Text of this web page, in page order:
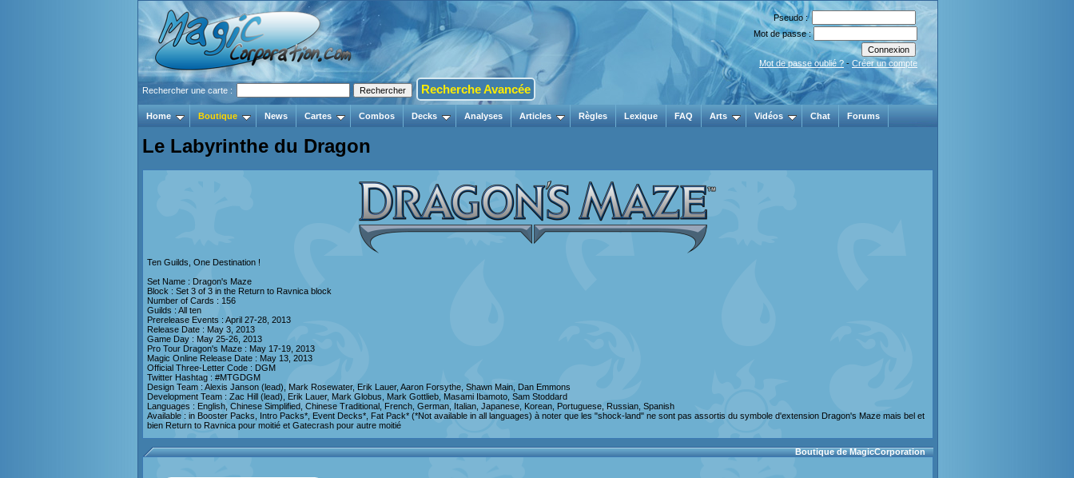
Pseudo :
Mot de passe :
Mot de passe oublié ? - Créer un compte
Rechercher une carte : Recherche Avancée
Home Boutique News Cartes Combos Decks Analyses Articles Règles Lexique FAQ Arts Vidéos Chat Forums
Le Labyrinthe du Dragon
Ten Guilds, One Destination !
Set Name : Dragon's Maze
Block : Set 3 of 3 in the Return to Ravnica block
Number of Cards : 156
Guilds : All ten
Prerelease Events : April 27-28, 2013
Release Date : May 3, 2013
Game Day : May 25-26, 2013
Pro Tour Dragon's Maze : May 17-19, 2013
Magic Online Release Date : May 13, 2013
Official Three-Letter Code : DGM
Twitter Hashtag : #MTGDGM
Design Team : Alexis Janson (lead), Mark Rosewater, Erik Lauer, Aaron Forsythe, Shawn Main, Dan Emmons
Development Team : Zac Hill (lead), Erik Lauer, Mark Globus, Mark Gottlieb, Masami Ibamoto, Sam Stoddard
Languages : English, Chinese Simplified, Chinese Traditional, French, German, Italian, Japanese, Korean, Portuguese, Russian, Spanish
Available : in Booster Packs, Intro Packs*, Event Decks*, Fat Pack* (*Not available in all languages) à noter que les "shock-land" ne sont pas assortis du symbole d'extension Dragon's Maze mais bel et
bien Return to Ravnica pour moitié et Gatecrash pour autre moitié
Boutique de MagicCorporation